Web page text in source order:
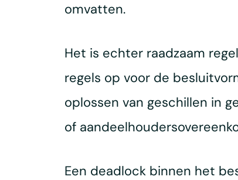
omvatten.
Het is echter raadzaam
regels op voor de
oplossen van geschillen in
of
Een deadlock binnen het